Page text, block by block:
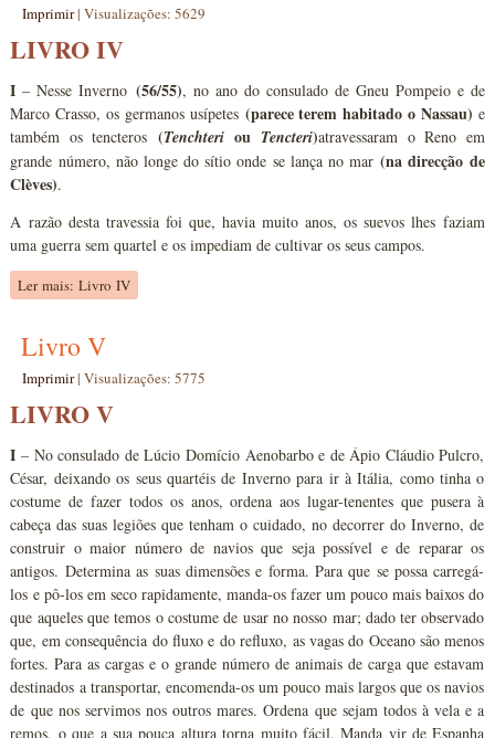
Imprimir|Visualizações: 5629
LIVRO IV
I – Nesse Inverno (56/55), no ano do consulado de Gneu Pompeio e de
Marco Crasso, os germanos usípetes (parece terem habitado o Nassau) e
também os tencteros (Tenchteri ou Tencteri)atravessaram o Reno em
grande número, não longe do sítio onde se lança no mar(na direcção de
Clèves).
A razão desta travessia foi que, havia muito anos, os suevos lhes faziam
uma guerra sem quartel e os impediam de cultivar os seus campos.
Ler mais: Livro IV
Livro V
Imprimir|Visualizações: 5775
LIVRO V
I – No consulado de Lúcio Domício Aenobarbo e de Ápio Cláudio Pulcro,
César, deixando os seus quartéis de Inverno para ir à Itália, como tinha o
costume de fazer todos os anos, ordena aos lugar-tenentes que pusera à
cabeça das suas legiões que tenham o cuidado, no decorrer do Inverno, de
construir o maior número de navios que seja possível e de reparar os
antigos. Determina as suas dimensões e forma. Para que se possa carregá-
los e pô-los em seco rapidamente, manda-os fazer um pouco mais baixos do
que aqueles que temos o costume de usar no nosso mar; dado ter observado
que, em consequência do fluxo e do refluxo, as vagas do Oceano são menos
fortes. Para as cargas e o grande número de animais de carga que estavam
destinados a transportar, encomenda-os um pouco mais largos que os navios
de que nos servimos nos outros mares. Ordena que sejam todos à vela e a
remos, o que a sua pouca altura torna muito fácil. Manda vir de Espanha